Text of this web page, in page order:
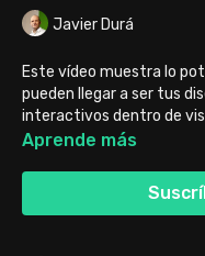
Javier Durá
Este vídeo muestra lo
pueden llegar a ser tus
interactivos dentro de
un teatro, un avión, un
vida a tus diseños con
campos. En esta
Aprende más